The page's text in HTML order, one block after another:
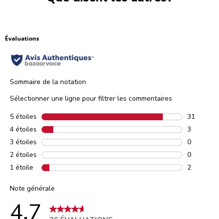
Évaluations
Sommaire de la notation
Sélectionner une ligne pour filtrer les commentaires
5 étoiles étoiles
31
31
4 étoiles étoiles
3
3
3 étoiles étoiles
0
0
2 étoiles étoiles
0
0
1 étoile étoiles
2
Note générale
4.7